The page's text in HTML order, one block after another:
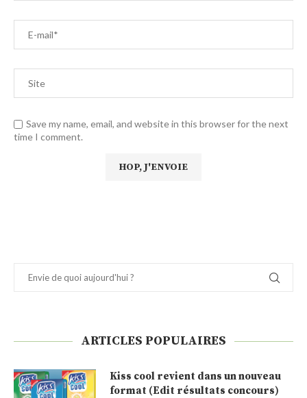
Save my name, email, and website in this browser for the next
time I comment.
ARTICLES POPULAIRES
Kiss cool revient dans un nouveau
format (Edit résultats concours)